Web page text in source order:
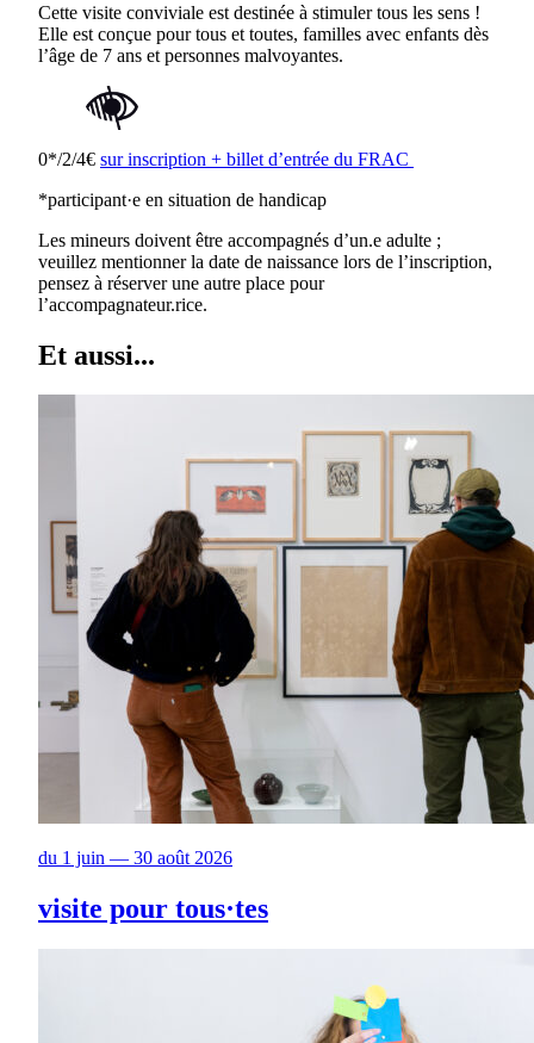
Cette visite conviviale est destinée à stimuler tous les sens !
Elle est conçue pour tous et toutes, familles avec enfants dès
l’âge de 7 ans et personnes malvoyantes.
0*/2/4€ sur inscription + billet d’entrée du FRAC
*participant·e en situation de handicap
Les mineurs doivent être accompagnés d’un.e adulte ;
veuillez mentionner la date de naissance lors de l’inscription,
pensez à réserver une autre place pour
l’accompagnateur.rice.
Et aussi...
du 1 juin — 30 août 2026
visite pour tous·tes